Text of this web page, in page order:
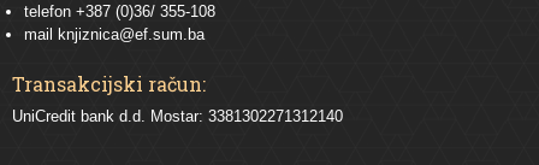
telefon +387 (0)36/ 355-108
mail knjiznica@ef.sum.ba
Transakcijski račun:
UniCredit bank d.d. Mostar: 3381302271312140